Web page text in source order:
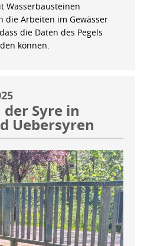
Wasserbausteinen
die Arbeiten im Gewässer
die Daten des Pegels
können.
der Syre in
Uebersyren